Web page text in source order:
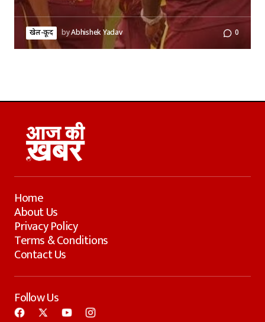
खेल-कूद byAbhishek Yadav 0
Home
About Us
Privacy Policy
Terms & Conditions
Contact Us
Follow Us